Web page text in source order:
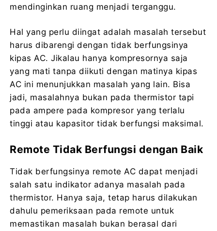
mendinginkan ruang menjadi terganggu.
Hal yang perlu diingat adalah masalah tersebut
harus dibarengi dengan tidak berfungsinya
kipas AC. Jikalau hanya kompresornya saja
yang mati tanpa diikuti dengan matinya kipas
AC ini menunjukkan masalah yang lain. Bisa
jadi, masalahnya bukan pada thermistor tapi
pada ampere pada kompresor yang terlalu
tinggi atau kapasitor tidak berfungsi maksimal.
Remote Tidak Berfungsi dengan Baik
Tidak berfungsinya remote AC dapat menjadi
salah satu indikator adanya masalah pada
thermistor. Hanya saja, tetap harus dilakukan
dahulu pemeriksaan pada remote untuk
memastikan masalah bukan berasal dari